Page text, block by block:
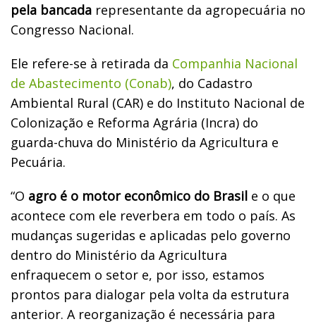
pela bancada representante da agropecuária no
Congresso Nacional.
Ele refere-se à retirada da Companhia Nacional
de Abastecimento (Conab), do Cadastro
Ambiental Rural (CAR) e do Instituto Nacional de
Colonização e Reforma Agrária (Incra) do
guarda-chuva do Ministério da Agricultura e
Pecuária.
“O agro é o motor econômico do Brasil e o que
acontece com ele reverbera em todo o país. As
mudanças sugeridas e aplicadas pelo governo
dentro do Ministério da Agricultura
enfraquecem o setor e, por isso, estamos
prontos para dialogar pela volta da estrutura
anterior. A reorganização é necessária para